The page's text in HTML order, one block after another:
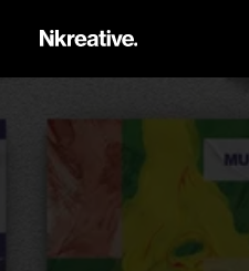
Grafikdesign
Webdesign